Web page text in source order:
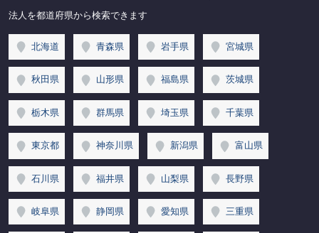
法人を都道府県から検索できます
北海道 青森県 岩手県 宮城県
秋田県 山形県 福島県 茨城県
栃木県 群馬県 埼玉県 千葉県
東京都 神奈川県 新潟県 富山県
石川県 福井県 山梨県 長野県
岐阜県 静岡県 愛知県 三重県